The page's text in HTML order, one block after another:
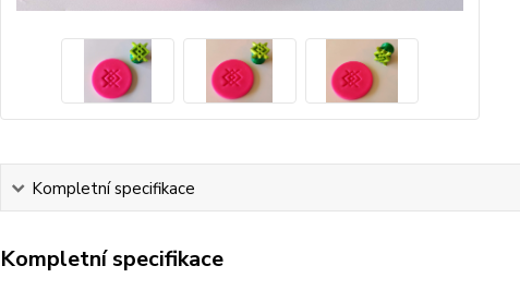
Kompletní specifikace
Kompletní specifikace